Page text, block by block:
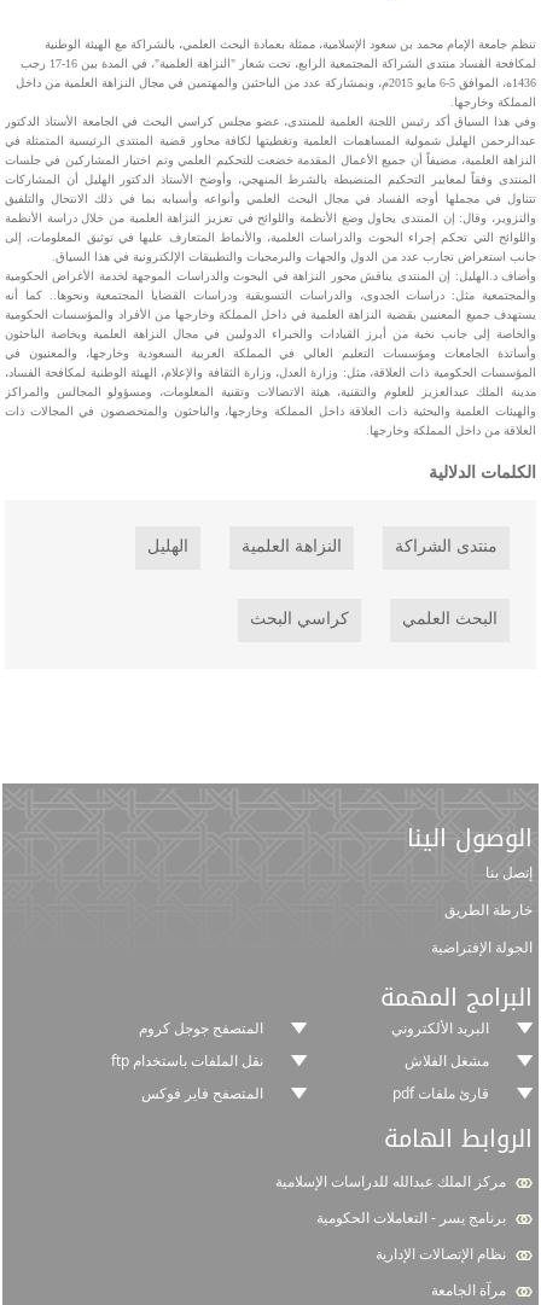
​تنظم جامعة الإمام محمد بن سعود الإسلامية، ممثلة بعمادة البحث العلمي، بالشراكة مع الهيئة الوطنية
لمكافحة الفساد منتدى الشراكة المجتمعية الرابع، تحت شعار "النزاهة العلمية"، في المدة بين 16-17 رجب
1436ه، الموافق 5-6 مايو 2015م، وبمشاركة عدد من الباحثين والمهتمين في مجال النزاهة العلمية من داخل
المملكة وخارجها.
وفي هذا السياق أكد رئيس اللجنة العلمية للمنتدى، عضو مجلس كراسي البحث في الجامعة الأستاذ الدكتور
عبدالرحمن الهليل شمولية المساهمات العلمية وتغطيتها لكافة محاور قضية المنتدى الرئيسية المتمثلة في
النزاهة العلمية، مضيفاً أن جميع الأعمال المقدمة خضعت للتحكيم العلمي وتم اختيار المشاركين في جلسات
المنتدى وفقاً لمعايير التحكيم المنضبطة بالشرط المنهجي، وأوضح الأستاذ الدكتور الهليل أن المشاركات
تتناول في مجملها أوجه الفساد في مجال البحث العلمي وأنواعه وأسبابه بما في ذلك الانتحال والتلفيق
والتزوير، وقال: إن المنتدى يحاول وضع الأنظمة واللوائح في تعزيز النزاهة العلمية من خلال دراسة الأنظمة
واللوائح التي تحكم إجراء البحوث والدراسات العلمية، والأنماط المتعارف عليها في توثيق المعلومات، إلى
جانب استعراض تجارب عدد من الدول والجهات والبرمجيات والتطبيقات الإلكترونية في هذا السياق.
وأضاف د.الهليل: إن المنتدى يناقش محور النزاهة في البحوث والدراسات الموجهة لخدمة الأغراض الحكومية
والمجتمعية مثل: دراسات الجدوى، والدراسات التسويقية ودراسات القضايا المجتمعية ونحوها.. كما أنه
يستهدف جميع المعنيين بقضية النزاهة العلمية في داخل المملكة وخارجها من الأفراد والمؤسسات الحكومية
والخاصة إلى جانب نخبة من أبرز القيادات والخبراء الدوليين في مجال النزاهة العلمية وبخاصة الباحثون
وأساتذة الجامعات ومؤسسات التعليم العالي في المملكة العربية السعودية وخارجها، والمعنيون في
المؤسسات الحكومية ذات العلاقة، مثل: وزارة العدل، وزارة الثقافة والإعلام، الهيئة الوطنية لمكافحة الفساد،
مدينة الملك عبدالعزيز للعلوم والتقنية، هيئة الاتصالات وتقنية المعلومات، ومسؤولو المجالس والمراكز
والهيئات العلمية والبحثية ذات العلاقة داخل المملكة وخارجها، والباحثون والمتخصصون في المجالات ذات
العلاقة من داخل المملكة وخارجها.
الكلمات الدلالية
منتدى الشراكة النزاهة العلمية الهليل
البحث العلمي كراسي البحث
الوصول الينا
إتصل بنا
خارطة الطريق
الجولة الإفتراضية
البرامج المهمة
البريد الألكتروني
المتصفح جوجل كروم
مشغل الفلاش
نقل الملفات باستخدام ftp
قارئ ملفات pdf
المتصفح فاير فوكس
الروابط الهامة
مركز الملك عبدالله للدراسات الإسلامية
برنامج يسر - التعاملات الحكومية
نظام الإتصالات الإدارية
مرآة الجامعة